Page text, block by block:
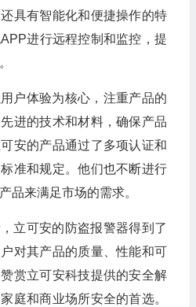
具有智能化和便捷操作的特
进行远程控制和监控，提
户体验为核心，注重产品的
进的技术和材料，确保产品
安的产品通过了多项认证和
准和规定。他们也不断进行
品来满足市场的需求。
立可安的防盗报警器得到了
对其产品的质量、性能和可
赏立可安科技提供的安全解
庭和商业场所安全的首选。